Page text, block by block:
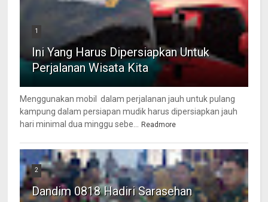
1
Ini Yang Harus Dipersiapkan Untuk
Perjalanan Wisata Kita
Menggunakan mobil dalam perjalanan jauh untuk pulang
kampung dalam persiapan mudik harus dipersiapkan jauh
hari minimal dua minggu sebe...
Readmore
2
Dandim 0818 Hadiri Sarasehan